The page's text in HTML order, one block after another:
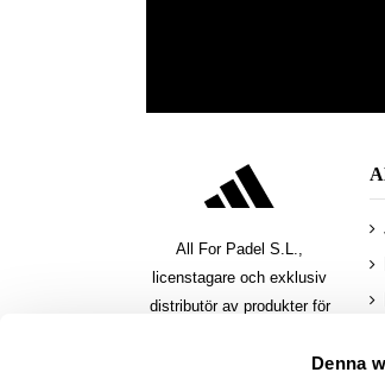
Denna
All For Padel S.L.,
licenstagare och exklusiv
distributör av produkter för